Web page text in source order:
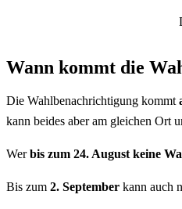
Wann kommt die
Die Wahlbenachrichtigung kommt
kann beides aber am gleichen Ort
Werbis zum 24. August keine
Bis zum 2. September kann auch